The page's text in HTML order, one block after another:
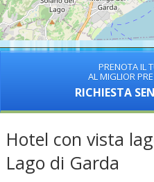
PRENOTA IL
AL MIGLIOR
RICHIESTA
Hotel con vista
Lago di Garda